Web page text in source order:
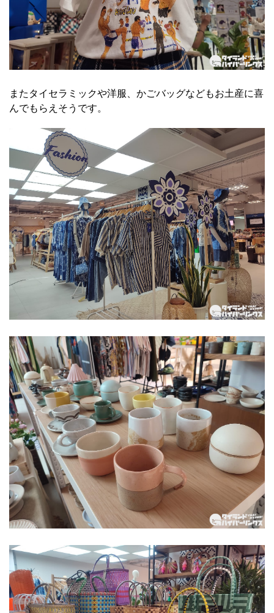
またタイセラミックや洋服、かごバッグなどもお土産に喜
んでもらえそうです。